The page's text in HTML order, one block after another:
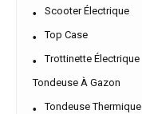
Scooter Électrique
Top Case
Trottinette Électrique
Tondeuse À Gazon
Tondeuse Thermique